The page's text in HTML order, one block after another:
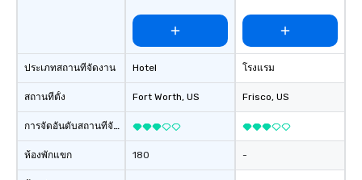
ประเภทสถานที่จัดงาน
สถานที่ตั้ง
การจัดอันดับสถานที่จัดงาน
ห้องพักแขก
Hotel
Fort Worth, US
180
โรงแรม
Frisco, US
-